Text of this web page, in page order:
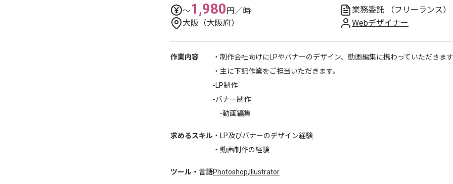
〜1,980円／時 業務委託
（フリーランス）
大阪（大阪府）
Webデザイナー
作業内容
・制作会社向けにLPやバナーのデザイン、動画編集に携わっていただきます
・主に下記作業をご担当いただきます。
-LP制作
-バナー制作
-動画編集
求めるスキル ・LP及びバナーのデザイン経験
・動画制作の経験
ツール・言語Photoshop, Illustrator